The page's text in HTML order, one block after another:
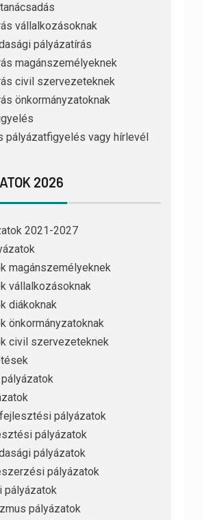
vállalkozásoknak
pályázatírás
magánszemélyeknek
civil szervezeteknek
önkormányzatoknak
pályázatfigyelés vagy hírlevél
2026
2021-2027
magánszemélyeknek
vállalkozásoknak
diákoknak
önkormányzatoknak
civil szervezeteknek
pályázatok
pályázatok
pályázatok
pályázatok
pályázatok
pályázatok